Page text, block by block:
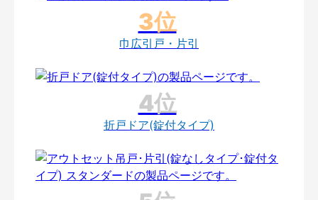
巾広引戸・片引
折戸ドア(錠付タイプ)